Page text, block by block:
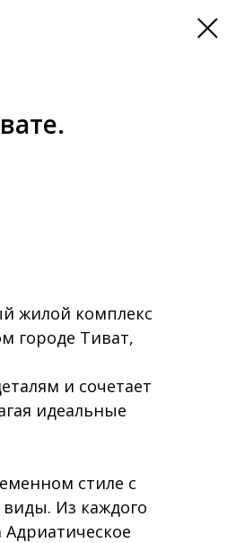
жилой комплекс
городе Тиват,
и сочетает
идеальные
стиле с
Из каждого